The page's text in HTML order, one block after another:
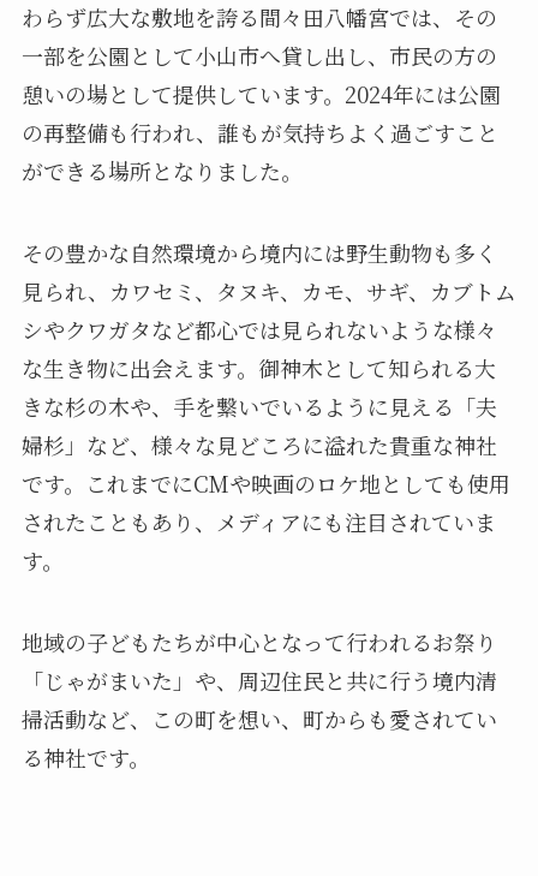
わらず広大な敷地を誇る間々田八幡宮では、その
一部を公園として小山市へ貸し出し、市民の方の
憩いの場として提供しています。2024年には公園
の再整備も行われ、誰もが気持ちよく過ごすこと
ができる場所となりました。
その豊かな自然環境から境内には野生動物も多く
見られ、カワセミ、タヌキ、カモ、サギ、カブトム
シやクワガタなど都心では見られないような様々
な生き物に出会えます。御神木として知られる大
きな杉の木や、手を繋いでいるように見える「夫
婦杉」など、様々な見どころに溢れた貴重な神社
です。これまでにCMや映画のロケ地としても使用
されたこともあり、メディアにも注目されていま
す。
地域の子どもたちが中心となって行われるお祭り
「じゃがまいた」や、周辺住民と共に行う境内清
掃活動など、この町を想い、町からも愛されてい
る神社です。